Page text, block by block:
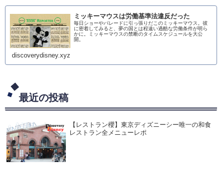
ミッキーマウスは労働基準法違反だった
毎日ショーやパレードに引っ張りだこのミッキーマウス。彼
に密着してみると、夢の国とは程遠い過酷な労働条件が明ら
かに。ミッキーマウスの禁断のタイムスケジュールを大公
開。
discoverydisney.xyz
最近の投稿
【レストラン櫻】東京ディズニーシー唯一の和食
レストラン全メニューレポ